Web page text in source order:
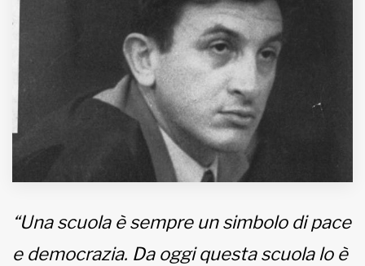
www.viveremilano.info
Fondato e diretto da Enzo De
EDB edizioni - Via Brivio angolo C.
Imbonati, 89 20159 Milano (Italia)
“Una scuola è sempre un simbolo di pace
e democrazia. Da oggi questa scuola lo è